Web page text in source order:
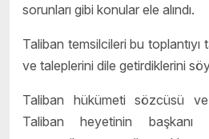
sorunları gibi konular ele alındı.
Taliban temsilcileri bu toplantıyı
ve taleplerini dile getirdiklerini
Taliban hükümeti sözcüsü
Taliban heyetinin başkanı